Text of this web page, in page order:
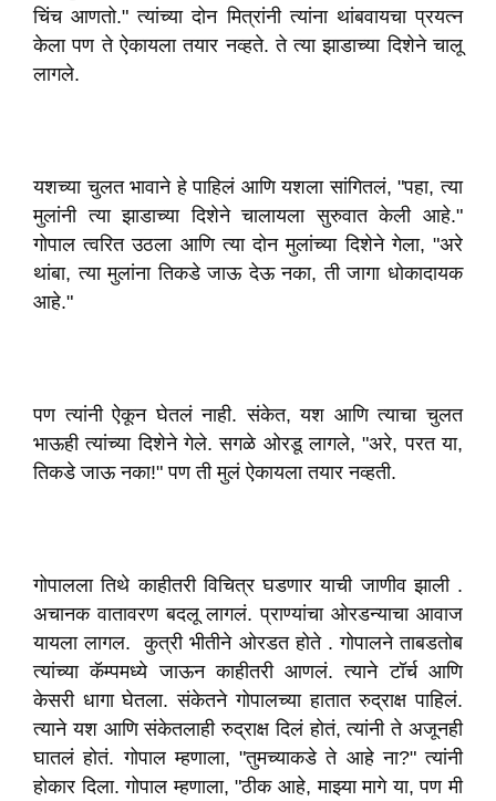
चिंच आणतो." त्यांच्या दोन मित्रांनी त्यांना थांबवायचा प्रयत्न
केला पण ते ऐकायला तयार नव्हते. ते त्या झाडाच्या दिशेने चालू
लागले.
यशच्या चुलत भावाने हे पाहिलं आणि यशला सांगितलं, "पहा, त्या
मुलांनी त्या झाडाच्या दिशेने चालायला सुरुवात केली आहे."
गोपाल त्वरित उठला आणि त्या दोन मुलांच्या दिशेने गेला, "अरे
थांबा, त्या मुलांना तिकडे जाऊ देऊ नका, ती जागा धोकादायक
आहे."
पण त्यांनी ऐकून घेतलं नाही. संकेत, यश आणि त्याचा चुलत
भाऊही त्यांच्या दिशेने गेले. सगळे ओरडू लागले, "अरे, परत या,
तिकडे जाऊ नका!" पण ती मुलं ऐकायला तयार नव्हती.
गोपालला तिथे काहीतरी विचित्र घडणार याची जाणीव झाली .
अचानक वातावरण बदलू लागलं. प्राण्यांचा ओरडन्याचा आवाज
यायला लागल. कुत्री भीतीने ओरडत होते . गोपालने ताबडतोब
त्यांच्या कॅम्पमध्ये जाऊन काहीतरी आणलं. त्याने टॉर्च आणि
केसरी धागा घेतला. संकेतने गोपालच्या हातात रुद्राक्ष पाहिलं.
त्याने यश आणि संकेतलाही रुद्राक्ष दिलं होतं, त्यांनी ते अजूनही
घातलं होतं. गोपाल म्हणाला, "तुमच्याकडे ते आहे ना?" त्यांनी
होकार दिला. गोपाल म्हणाला, "ठीक आहे, माझ्या मागे या, पण मी